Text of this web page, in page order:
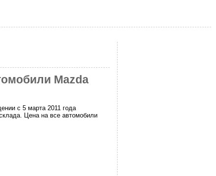
Mazda
с 5 марта 2011 года
Цена на все автомобили